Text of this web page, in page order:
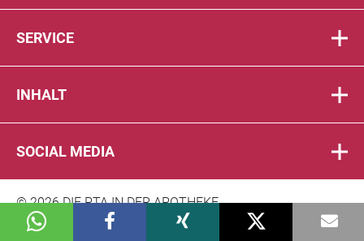
SERVICE
INHALT
SOCIAL MEDIA
© 2026 DIE PTA IN DER APOTHEKE